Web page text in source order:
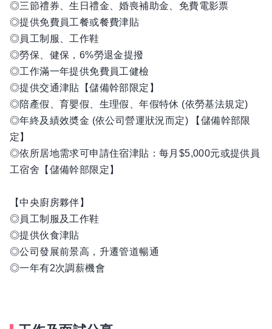
◎三節禮券、生日禮金、婚喪補助金、免費電影票
◎提供免費員工餐或餐費津貼
◎員工制服、工作鞋
◎勞保、健保，6%勞退金提撥
◎工作滿一年提供免費員工健檢
◎提供交通津貼【儲備幹部限定】
◎陪產假、育嬰假、生理假、年假特休 (依勞基法規定)
◎年終及績效奬金 (依公司營運狀況而定) 【儲備幹部限
定】
◎依所居地需求可申請住宿津貼：每月$5,000元或提供員
工宿舍【儲備幹部限定】
【中央廚房夥伴】
◎員工制服及工作鞋
◎提供伙食津貼
◎公司發展前景高，升遷管道暢通
◎一年有2次調薪機會